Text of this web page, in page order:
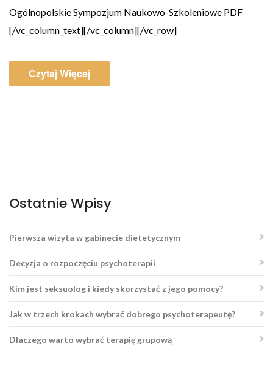
Ogólnopolskie Sympozjum Naukowo-Szkoleniowe PDF
[/vc_column_text][/vc_column][/vc_row]
Czytaj Więcej
Ostatnie Wpisy
Pierwsza wizyta w gabinecie dietetycznym
Decyzja o rozpoczęciu psychoterapii
Kim jest seksuolog i kiedy skorzystać z jego pomocy?
Jak w trzech krokach wybrać dobrego psychoterapeutę?
Dlaczego warto wybrać terapię grupową